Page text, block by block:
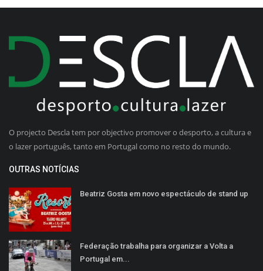
O projecto Descla tem por objectivo promover o desporto, a cultura e
o lazer português, tanto em Portugal como no resto do mundo.
OUTRAS NOTÍCIAS
Beatriz Gosta em novo espectáculo de stand up
Federação trabalha para organizar a Volta a
Portugal em...